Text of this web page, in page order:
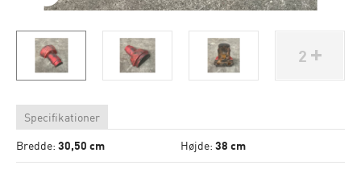
2
Specifikationer
Bredde: 30,50 cm Højde: 38 cm